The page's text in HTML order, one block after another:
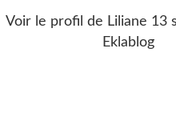
Voir le profil de Liliane 13
Eklablog